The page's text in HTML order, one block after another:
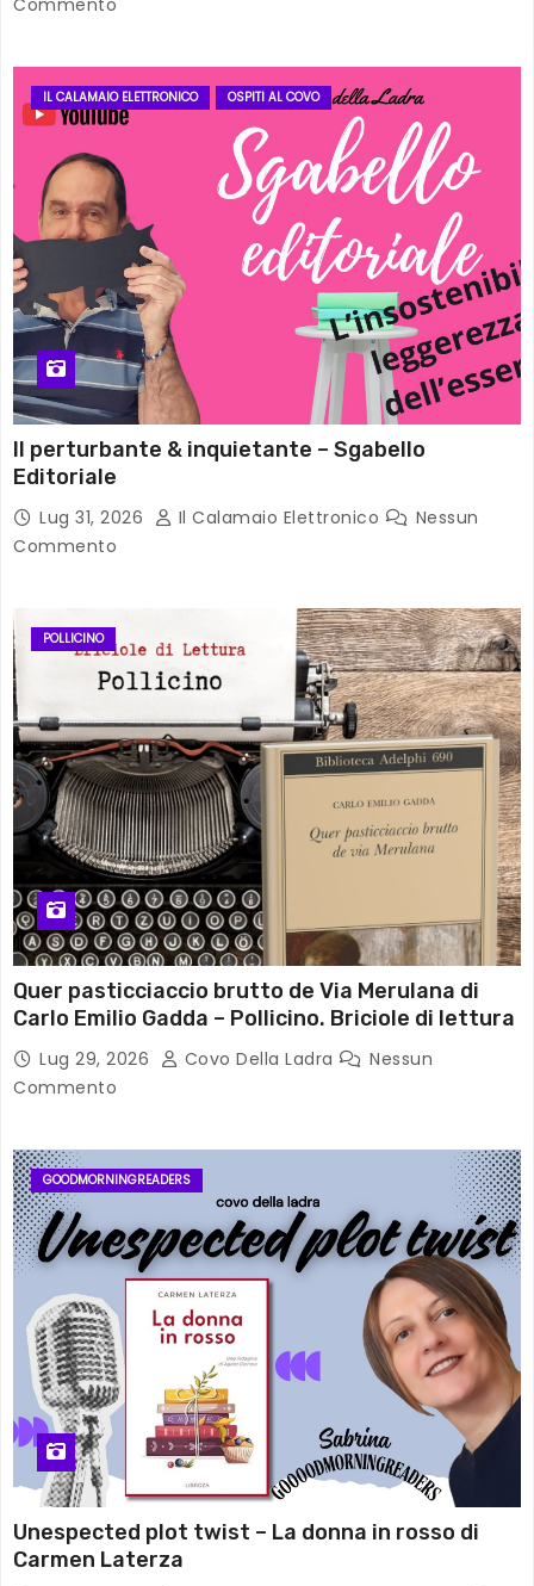
IL CALAMAIO ELETTRONICO OSPITI AL COVO
Il perturbante & inquietante – Sgabello
Editoriale
Lug 31, 2026 Il Calamaio Elettronico
Nessun
Commento
POLLICINO
Quer pasticciaccio brutto de Via Merulana di
Carlo Emilio Gadda – Pollicino. Briciole di lettura
Lug 29, 2026 Covo Della Ladra
Nessun
Commento
GOODMORNINGREADERS
Unespected plot twist – La donna in rosso di
Carmen Laterza